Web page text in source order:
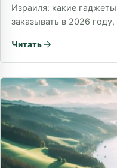
Израиля: какие
заказывать в 2026
Читать